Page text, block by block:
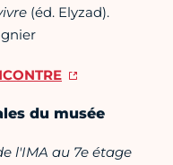
(éd. Elyzad).
du musée
l'IMA au 7e étage